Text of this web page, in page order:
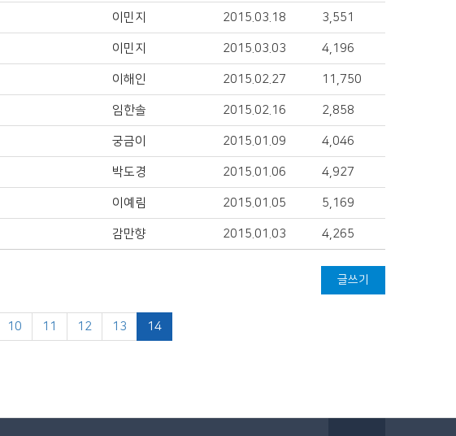
이민지 2015.03.18 3,551
이민지 2015.03.03 4,196
이해인 2015.02.27 11,750
임한솔 2015.02.16 2,858
궁금이 2015.01.09 4,046
박도경 2015.01.06 4,927
이예림 2015.01.05 5,169
감만향 2015.01.03 4,265
글쓰기
10 11 12 13 14